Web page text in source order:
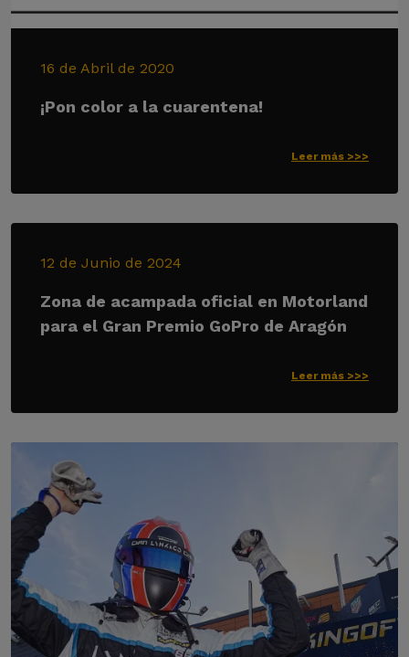
16 de Abril de 2020
¡Pon color a la cuarentena!
Leer más >>>
12 de Junio de 2024
Zona de acampada oficial en Motorland
para el Gran Premio GoPro de Aragón
Leer más >>>